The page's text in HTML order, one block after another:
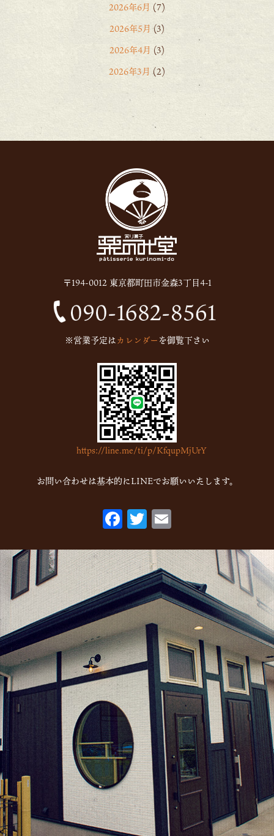
2026年6月 (7)
2026年5月 (3)
2026年4月 (3)
2026年3月 (2)
2026年2月
(6)
2026年1月
2025年10月(6)
2025年9月(11)
2025年8月(11)
2025年7月(12)
2025年6月(13)
2024年12月(1)
2024年10月(1)
2023年2月(4)
2023年1月(7)
2022年12月(15)
2022年11月(16)
2022年10月(6)
2022年9月(1)
2022年5月
(2)
2022年1月(2)
2021年10月(1)
2021年9月
2021年8月 (1)
2021年6月
(1)
2021年5月
(1)
2021年4月 (1)
2021年2月(2)
2021年1月(2)
2020年12月(5)
2020年11月(2)
2020年10月(1)
2020年9月(1)
〒194-0012 東京都町田市金森3丁目4-1
※営業予定はカレンダーを御覧下さい
https://line.me/ti/p/KfqupMjUrY
お問い合わせは基本的にLINEでお願いいたします。
F
ac
eb
o
o
k
T
w
itt
er
ai
l